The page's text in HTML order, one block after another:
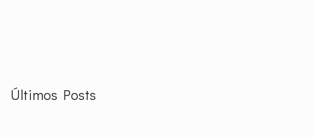
Últimos Posts